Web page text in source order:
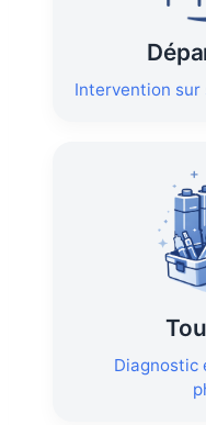
Intervention
Diagnostic